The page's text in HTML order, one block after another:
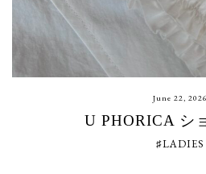
June 22, 2026
U PHORICA シ
♯LADIES